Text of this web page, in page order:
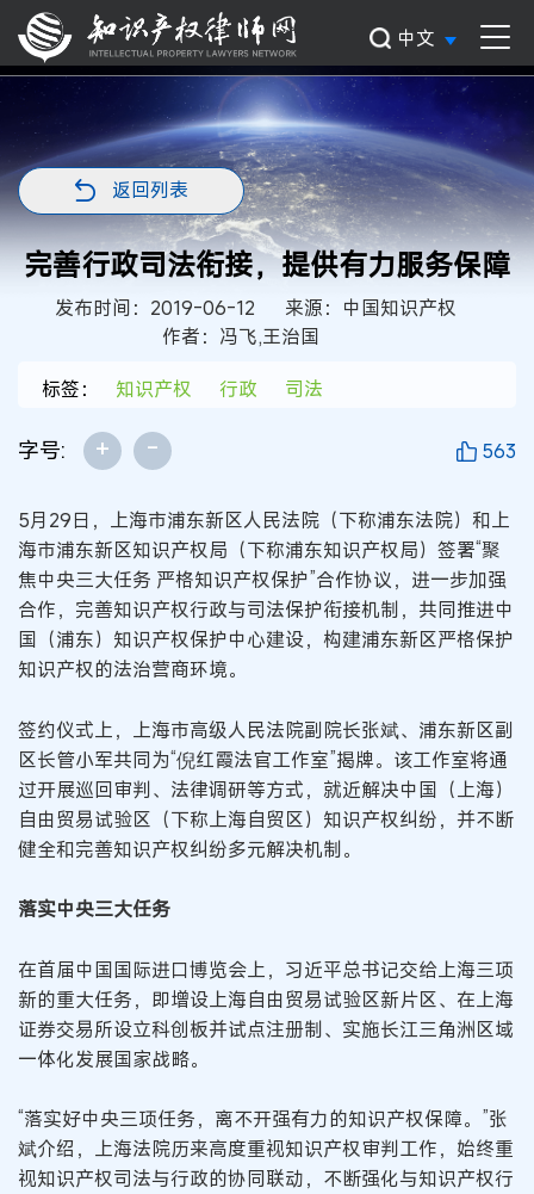
中文
返回列表
完善行政司法衔接，提供有力服务保障
发布时间：2019-06-12
来源：中国知识产权
作者：冯飞,王治国
标签：
知识产权 行政 司法
字号: + - 563
5月29日，上海市浦东新区人民法院（下称浦东法院）和上
海市浦东新区知识产权局（下称浦东知识产权局）签署“聚
焦中央三大任务 严格知识产权保护”合作协议，进一步加强
合作，完善知识产权行政与司法保护衔接机制，共同推进中
国（浦东）知识产权保护中心建设，构建浦东新区严格保护
知识产权的法治营商环境。
签约仪式上，上海市高级人民法院副院长张斌、浦东新区副
区长管小军共同为“倪红霞法官工作室”揭牌。该工作室将通
过开展巡回审判、法律调研等方式，就近解决中国（上海）
自由贸易试验区（下称上海自贸区）知识产权纠纷，并不断
健全和完善知识产权纠纷多元解决机制。
落实中央三大任务
在首届中国国际进口博览会上，习近平总书记交给上海三项
新的重大任务，即增设上海自由贸易试验区新片区、在上海
证券交易所设立科创板并试点注册制、实施长江三角洲区域
一体化发展国家战略。
“落实好中央三项任务，离不开强有力的知识产权保障。”张
斌介绍，上海法院历来高度重视知识产权审判工作，始终重
视知识产权司法与行政的协同联动，不断强化与知识产权行